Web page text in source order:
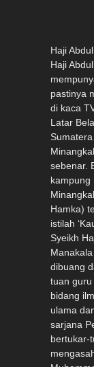
Haji Abdul Malik Bin Haji Abdul Karim Amarullah ( HAMKA). Pengenalan Tokoh dari tanah seberang ini sengaja dipilih untuk disisipkan dalam koleksi ini kerana Almarhum Haji Abdul Malik Bin Haji Abdul Karim Amarullah atau dikenali sebagai Prof. Dr Hamka adalah ulama besar Nusantara yang sangat terkenal. Lebih-lebih lagi beliau berasal dari tanah Minangkabau yang mempunyai pertalian dengan masyarakat adat perpatih di Negeri Sembilan. Setiap orang di negara ini yang pernah melihat dan mendengar kuliah